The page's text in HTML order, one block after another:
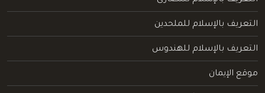
التعريف بالإسلام للملحدين
التعريف بالإسلام للهندوس
موقع الإيمان